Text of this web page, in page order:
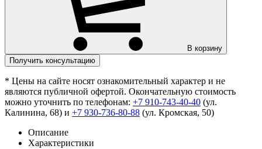
В корзину
Получить консультацию
* Цены на сайте носят ознакомительный характер и не
являются публичной офертой. Окончательную стоимость
можно уточнить по телефонам: +7 910-743-40-40 (ул.
Калинина, 68) и +7 930-736-80-88 (ул. Кромская, 50)
Описание
Характеристики